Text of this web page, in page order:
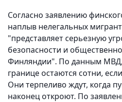
Согласно заявлению
наплыв нелегальных
"представляет серьезную
безопасности и
Финляндии". По данным МВД,
границе остаются сотни,
Они терпеливо ждут, когда
наконец откроют. По